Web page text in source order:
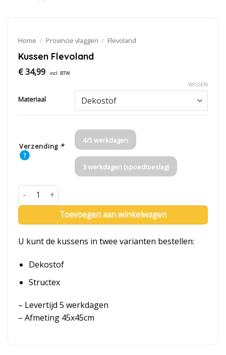
Home / Provincie vlaggen / Flevoland
Kussen Flevoland
€34,99 incl. BTW
Materiaal
WISSEN
Verzending *
?
4/5 werkdagen
3 werkdagen (spoedtoeslag)
Kussen Flevoland aantal
Toevoegen aan winkelwagen
U kunt de kussens in twee varianten bestellen:
Dekostof
Structex
– Levertijd 5 werkdagen
– Afmeting 45x45cm